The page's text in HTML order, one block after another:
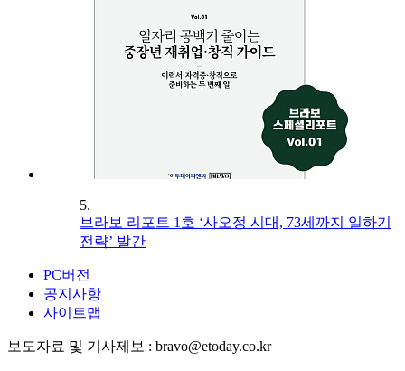
5.
브라보 리포트 1호 ‘사오정 시대, 73세까지 일하기
전략’ 발간
PC버전
공지사항
사이트맵
보도자료 및 기사제보 : bravo@etoday.co.kr